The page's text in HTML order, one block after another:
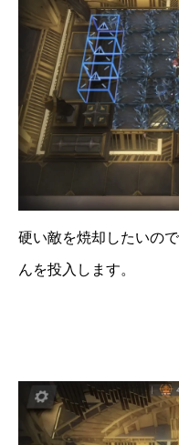
硬い敵を焼却したいの
んを投入します。